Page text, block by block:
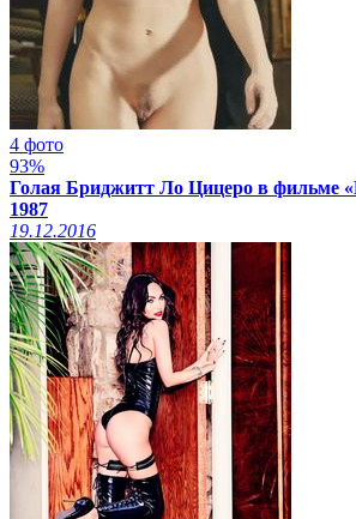
4 фото
93%
Голая Бриджитт Ло Цицеро в фильме
1987
19.12.2016